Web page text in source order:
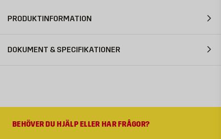
PRODUKTINFORMATION
DOKUMENT & SPECIFIKATIONER
BEHÖVER DU HJÄLP ELLER HAR FRÅGOR?